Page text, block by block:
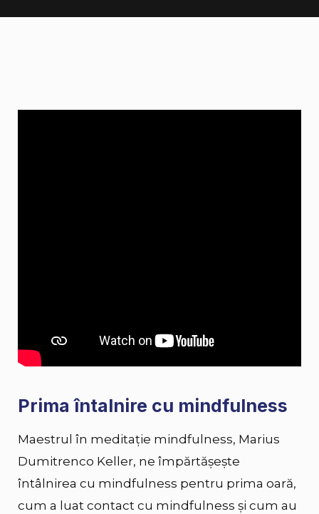
Prima întalnire cu mindfulness
Maestrul în meditație mindfulness, Marius
Dumitrenco Keller, ne împărtășește
întâlnirea cu mindfulness pentru prima oară,
cum a luat contact cu mindfulness și cum au